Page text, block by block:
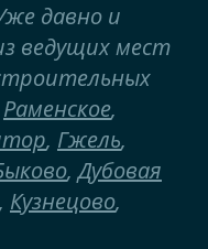
давно и
ведущих мест
Раменское,
, Гжель,
,Дубовая
, Кузнецово,